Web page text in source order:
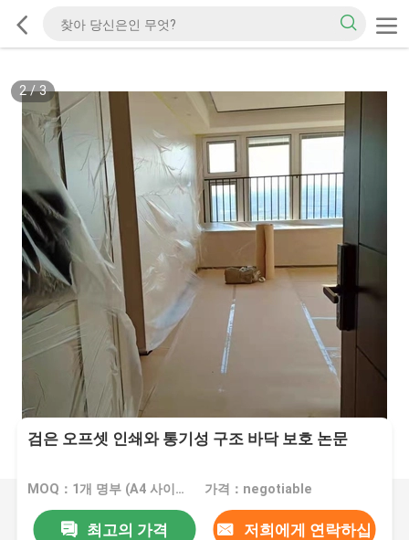
2/3
검은 오프셋 인쇄와 통기성 구조 바닥 보호 논문
MOQ：1개 명부 (A4 사이즈 무료샘플) 가격：negotiable
최고의 가격 저희에게 연락하십